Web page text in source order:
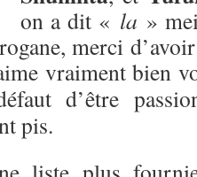
on a dit « la »
merci
vraiment bien
d’être
pis.